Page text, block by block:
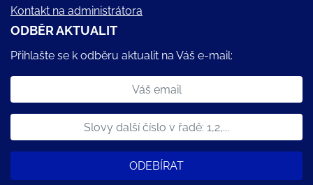
Kontakt na administrátora
ODBĚR AKTUALIT
Přihlašte se k odběru aktualit na Váš e-mail:
ODEBÍRAT